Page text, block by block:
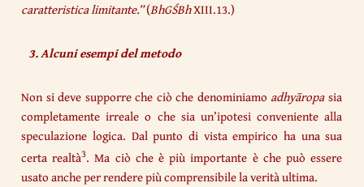
caratteristica limitante.”(BhGŚBhXIII.13.)
3. Alcuni esempi del metodo
Non si deve supporre che ciò che denominiamo adhyāropasia
completamente irreale o che sia un’ipotesi conveniente alla
speculazione logica. Dal punto di vista empirico ha una sua
certa realtà3. Ma ciò che è più importante è che può essere
usato anche per rendere più comprensibile la verità ultima.